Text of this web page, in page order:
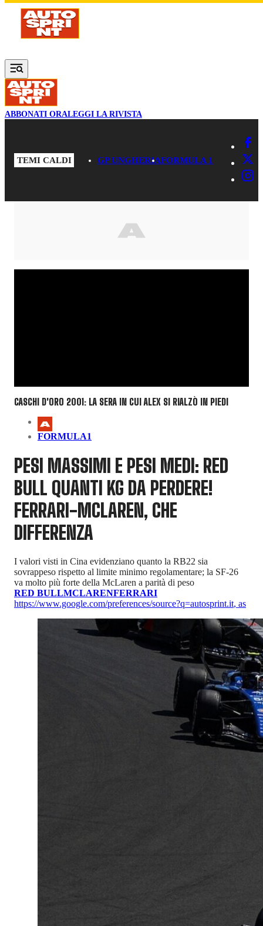
Vai al contenuto principale
ABBONATI ORALEGGI LA RIVISTA
TEMI CALDI GP UNGHERIAFORMULA 1
CASCHI D'ORO 2001: LA SERA IN CUI ALEX SI RIALZÒ IN PIEDI
FORMULA1
PESI MASSIMI E PESI MEDI: RED
BULL QUANTI KG DA PERDERE!
FERRARI-MCLAREN, CHE
DIFFERENZA
I valori visti in Cina evidenziano quanto la RB22 sia
sovrappeso rispetto al limite minimo regolamentare; la SF-26
va molto più forte della McLaren a parità di peso
RED BULLMCLARENFERRARI
https://www.google.com/preferences/source?q=autosprint.it, as